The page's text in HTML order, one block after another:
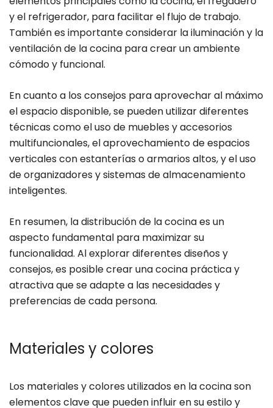
y el refrigerador, para facilitar el flujo de trabajo.
También es importante considerar la iluminación y la
ventilación de la cocina para crear un ambiente
cómodo y funcional.
En cuanto a los consejos para aprovechar al máximo
el espacio disponible, se pueden utilizar diferentes
técnicas como el uso de muebles y accesorios
multifuncionales, el aprovechamiento de espacios
verticales con estanterías o armarios altos, y el uso
de organizadores y sistemas de almacenamiento
inteligentes.
En resumen, la distribución de la cocina es un
aspecto fundamental para maximizar su
funcionalidad. Al explorar diferentes diseños y
consejos, es posible crear una cocina práctica y
atractiva que se adapte a las necesidades y
preferencias de cada persona.
Materiales y colores
Los materiales y colores utilizados en la cocina son
elementos clave que pueden influir en su estilo y